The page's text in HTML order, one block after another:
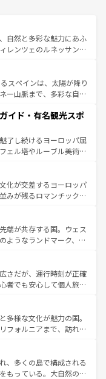
自然と多彩な魅力にあふ
レンツェのルネッサンス
景やアマルフィ海岸の絶
観光の合間には、本場の
ア料理を堪能することも
れない旅をしてみよう！
スペインは、太陽が降り
ー山脈まで、多彩な自然
なフラメンコ、熱気あふ
が生活の一部となってい
雰囲気や、バルセロナの
は古代ローマ遺跡や中世
異なるスペインはその個
人を魅了する。 なお、新着のスペイン情報は コ
イド・有名観光スポ
了し続けるヨーロッパ屈
ェル塔やルーブル美術館
華麗な宮殿、歴史的な大
な自然が、訪れる者を心
美食の国としても知ら
ランス、プロヴァンスの
な楽しみ方が可能だ。さ
溢れており、どの街角に
全く異なる文化を体験で
フランス情報はコンテンツ一覧
化が交差するヨーロッパ
みが残るロマンチック街
も飽きることがない。ベ
州のアルプスの絶景、そ
った風景は必見。ビール
なお、新着の
照してほしい。
端が共存する国。ウェス
ようなランドマーク、歴
た、優雅なアフタヌーン
い英国パブ、サッカー観
験も豊富。イギリスを旅
さだが、運行時刻が正確
者でも安心して個人旅行
スならではのユニークな
でなく町歩きも満喫する
ため物価も高いが、旅行
できる。 なお、新
を参照してほしい。
多様な文化が魅力の国。
フォルニアまで、訪れる
ッピング、エンターテイ
ットだ。一方、アメリカ
ドキャニオンやイエロー
、多くの島で構成される
もっている。大自然の神